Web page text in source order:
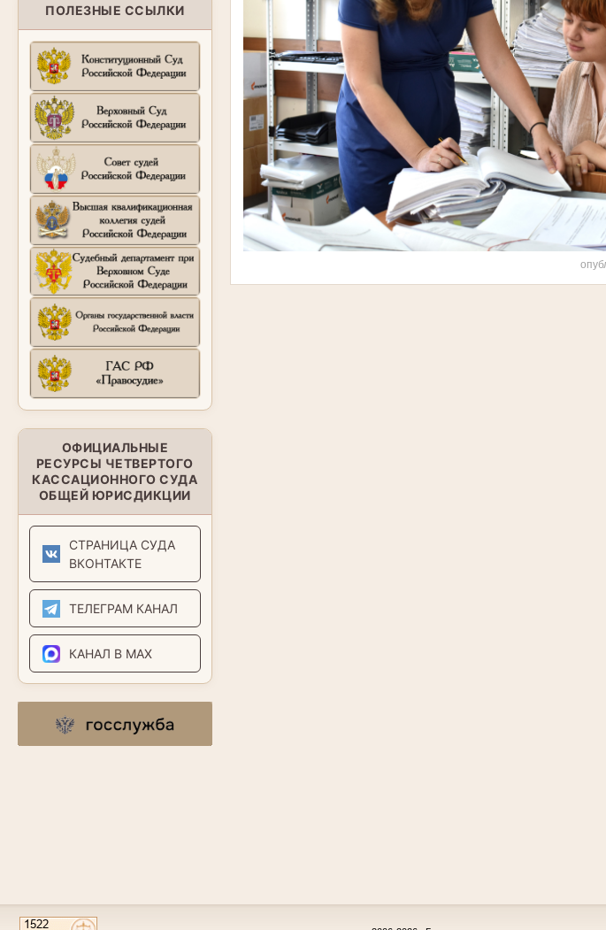
ПОЛЕЗНЫЕ ССЫЛКИ
ОФИЦИАЛЬНЫЕ
РЕСУРСЫ ЧЕТВЕРТОГО
КАССАЦИОННОГО СУДА
ОБЩЕЙ ЮРИСДИКЦИИ
СТРАНИЦА СУДА
ВКОНТАКТЕ
ТЕЛЕГРАМ КАНАЛ
КАНАЛ В MAX